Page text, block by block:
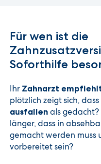
Für wen ist die
Soforthilfe
Ihr Zahnarzt
plötzlich zeigt sich,
ausfallen als gedacht?
länger, dass in
gemacht werden muss
vorbereitet sein?